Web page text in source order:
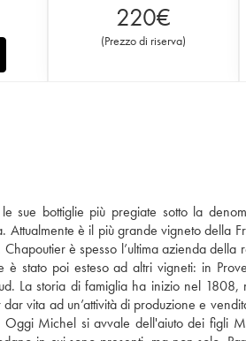
220€
(Prezzo di riserva)
sue bottiglie più pregiate sotto la
Attualmente è il più grande vigneto della
è spesso l’ultima azienda della
stato poi esteso ad altri vigneti: in
La storia di famiglia ha inizio nel 1808,
vita ad un’attività di produzione e
Oggi Michel si avvale dell'aiuto dei figli